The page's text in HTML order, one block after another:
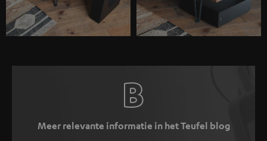
Meer relevante informatie in het Teufel blog